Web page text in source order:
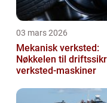
03 mars 2026
Mekanisk verksted:
Nøkkelen til
verksted-maskiner